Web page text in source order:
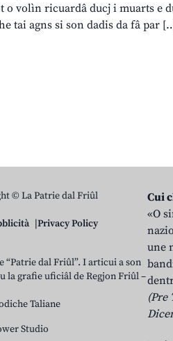
o volìn ricuardâ ducj i muarts e
tai agns si son dadis da fâ par
© La Patrie dal Friûl
Privacy Policy
“Patrie dal Friûl”. I articui a son
la grafie uficiâl de Regjon Friûl –
Taliane
Studio
Cui
«O
une
(Pre